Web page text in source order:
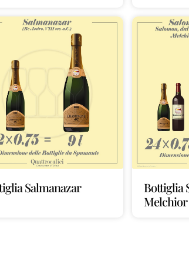
Salmanazar
Bottiglia
Melchior